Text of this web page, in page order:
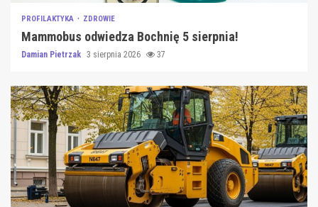
PROFILAKTYKA ZDROWIE
Mammobus odwiedza Bochnię 5 sierpnia!
Damian Pietrzak 3 sierpnia 2026 37